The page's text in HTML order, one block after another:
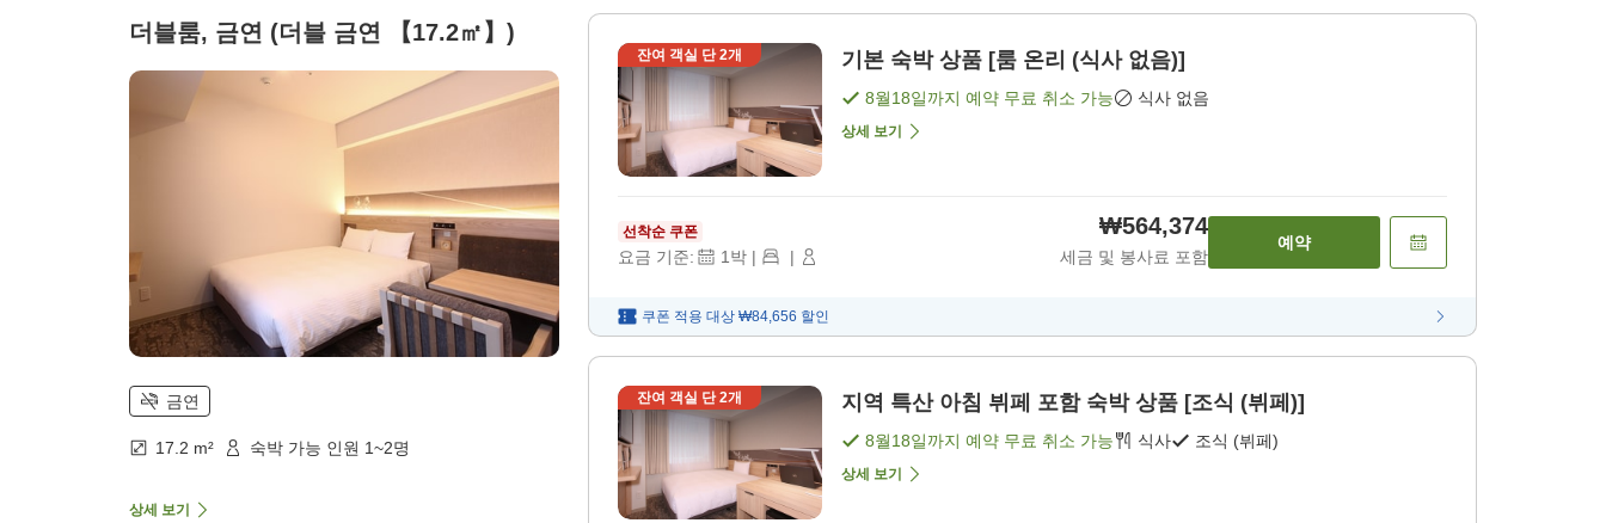
더블룸, 금연 (더블 금연 【17.2㎡】)
금연
17.2 m² 숙박 가능 인원 1~2명
상세 보기
잔여 객실 단2개 기본 숙박 상품 [룸 온리 (식사 없음)]
8월18일까지 예약 무료 취소 가능 식사 없음
상세 보기
선착순 쿠폰
요금 기준: 1박 | |
₩564,374
세금 및 봉사료 포함
예약
쿠폰 적용 대상 ₩84,656 할인
잔여 객실 단2개 지역 특산 아침 뷔페 포함 숙박 상품 [조식 (뷔페)]
8월18일까지 예약 무료 취소 가능 식사 조식 (뷔페)
상세 보기